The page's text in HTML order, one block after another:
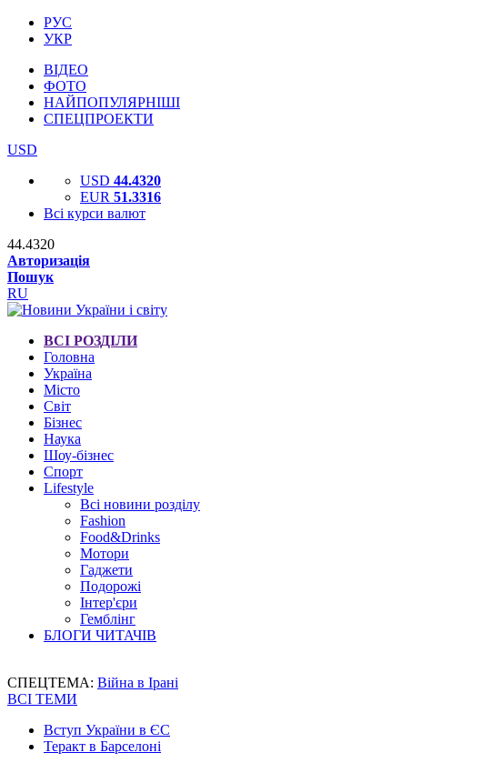
РУС
УКР
ВІДЕО
ФОТО
НАЙПОПУЛЯРНІШІ
СПЕЦПРОЕКТИ
USD
USD 44.4320
EUR 51.3316
Всі курси валют
44.4320
Авторизація
Пошук
RU
ВСІ РОЗДІЛИ
Головна
Україна
Місто
Світ
Бізнес
Наука
Шоу-бізнес
Спорт
Lifestyle
Всі новини розділу
Fashion
Food&Drinks
Мотори
Гаджети
Подорожі
Інтер'єри
Гемблінг
БЛОГИ ЧИТАЧІВ
СПЕЦТЕМА: Війна в Ірані
ВСІ ТЕМИ
Вступ України в ЄС
Теракт в Барселоні